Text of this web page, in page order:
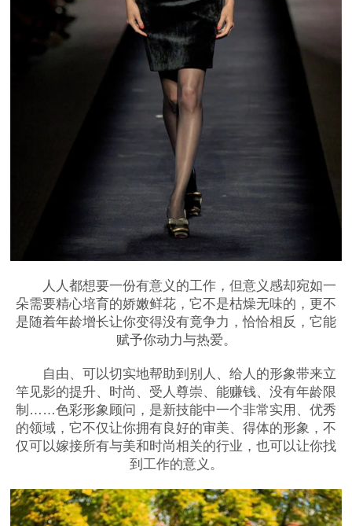
人人都想要一份有意义的工作，但意义感却宛如一
朵需要精心培育的娇嫩鲜花，它不是枯燥无味的，更不
是随着年龄增长让你变得没有竟争力，恰恰相反，它能
赋予你动力与热爱。
自由、可以切实地帮助到别人、给人的形象带来立
竿见影的提升、时尚、受人尊崇、能赚钱、没有年龄限
制……色彩形象顾问，是新技能中一个非常实用、优秀
的领域，它不仅让你拥有良好的审美、得体的形象，不
仅可以嫁接所有与美和时尚相关的行业，也可以让你找
到工作的意义。